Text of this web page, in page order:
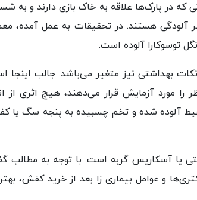
که در پارک‌ها علاقه به خاک بازی دارند و به
هستند. در تحقیقات به عمل آمده،
بهداشتی نیز متغیر می‌باشد. جالب اینجا
مورد آزمایش قرار می‌دهند، هیچ اثری از
آلوده شده و تخم چسبیده به پنجه سگ یا
به توکسوکارا کتی یا آسکاریس گربه است. با توجه به مطالب
و عوامل بیماری زا بعد از خرید کفش،